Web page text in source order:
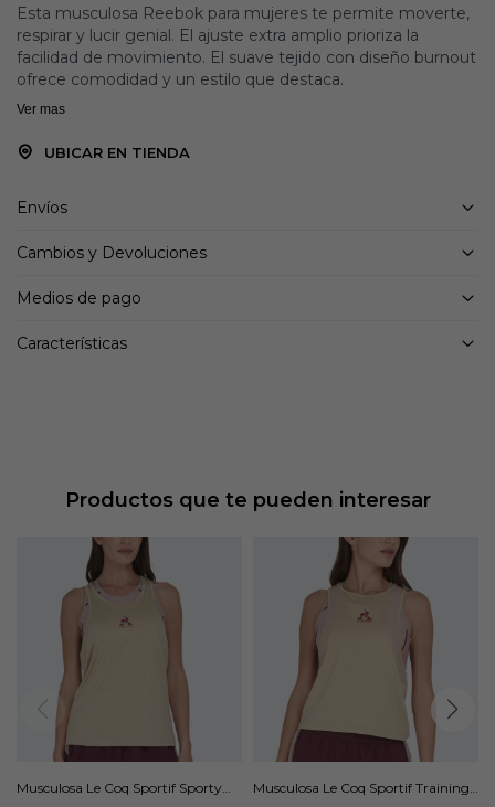
Esta musculosa Reebok para mujeres te permite moverte,
respirar y lucir genial. El ajuste extra amplio prioriza la
facilidad de movimiento. El suave tejido con diseño burnout
ofrece comodidad y un estilo que destaca.
Ver mas
UBICAR EN TIENDA
Envíos
Cambios y Devoluciones
Medios de pago
Características
Productos que te pueden interesar
Musculosa Le Coq Sportif Sporty
Musculosa Le Coq Sportif Training